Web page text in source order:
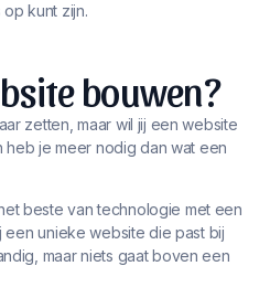
kunt zijn.
bouwen?
zetten, maar wil jij een website
heb je meer nodig dan wat een
beste van technologie met een
unieke website die past bij
maar niets gaat boven een